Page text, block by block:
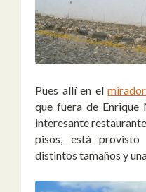
Pues allí en el
que fuera de Enrique
interesante
pisos, está
distintos tamaños y